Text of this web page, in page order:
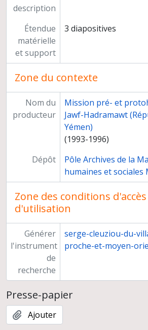
Relations scientifiques
Participation à des instances
Activités d'expertise
Autres responsabilités
description
Étendue
matérielle
et support
3 diapositives
Zone du contexte
Nom du
producteur
Mission pré- et
Jawf-Hadramawt
Yémen)
(1993-1996)
Dépôt
Pôle Archives de la
humaines et sociales
Zone des conditions
d'utilisation
Générer
l'instrument
de
recherche
serge-cleuziou-du-
proche-et-moyen-
Presse-papier
Ajouter